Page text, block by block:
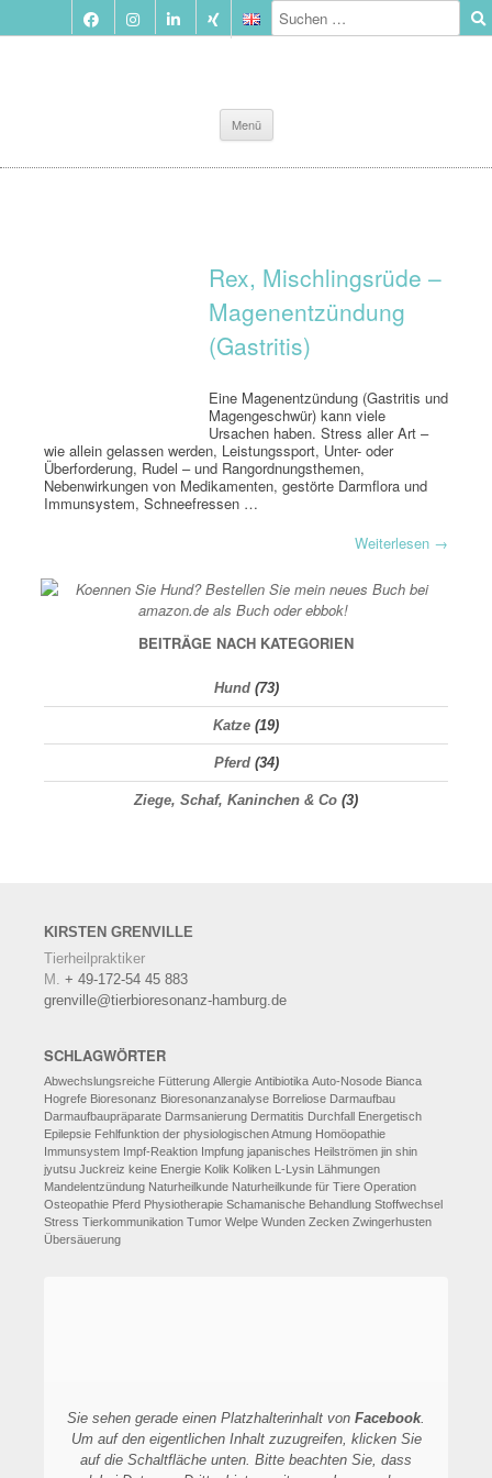
Menü
Inhalt
springen
Rex, Mischlingsrüde –
Magenentzündung
(Gastritis)
Eine Magenentzündung (Gastritis und
Magengeschwür) kann viele
Ursachen haben. Stress aller Art –
wie allein gelassen werden, Leistungssport, Unter- oder
Überforderung, Rudel – und Rangordnungsthemen,
Nebenwirkungen von Medikamenten, gestörte Darmflora und
Immunsystem, Schneefressen …
Weiterlesen →
BEITRÄGE NACH KATEGORIEN
Hund(73)
Katze (19)
Pferd(34)
Ziege, Schaf, Kaninchen & Co (3)
KIRSTEN GRENVILLE
Tierheilpraktiker
M. + 49-172-54 45 883
grenville@tierbioresonanz-hamburg.de
SCHLAGWÖRTER
Abwechslungsreiche Fütterung Allergie Antibiotika Auto-Nosode Bianca
Hogrefe Bioresonanz Bioresonanzanalyse Borreliose Darmaufbau
Darmaufbaupräparate Darmsanierung Dermatitis Durchfall Energetisch
Epilepsie Fehlfunktion der physiologischen Atmung Homöopathie
Immunsystem Impf-Reaktion Impfung japanisches Heilströmen jin shin
jyutsu Juckreiz keine Energie Kolik Koliken L-Lysin Lähmungen
Mandelentzündung Naturheilkunde Naturheilkunde für Tiere Operation
Osteopathie Pferd Physiotherapie Schamanische Behandlung Stoffwechsel
Stress Tierkommunikation Tumor Welpe Wunden Zecken Zwingerhusten
Übersäuerung
Sie sehen gerade einen Platzhalterinhalt von Facebook.
Um auf den eigentlichen Inhalt zuzugreifen, klicken Sie
auf die Schaltfläche unten. Bitte beachten Sie, dass